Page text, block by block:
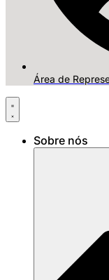
Área de
Sobre nós